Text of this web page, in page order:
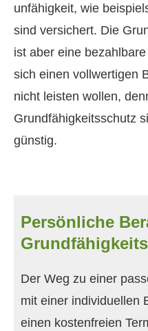
unfähig­keit, wie
sind versichert. Die
ist aber eine
sich einen vollwertigen
nicht leisten wollen,
Grundfähigkeitsschutz
günstig.
Persönliche
Der Weg zu einer
mit einer individuellen
einen kostenfreien